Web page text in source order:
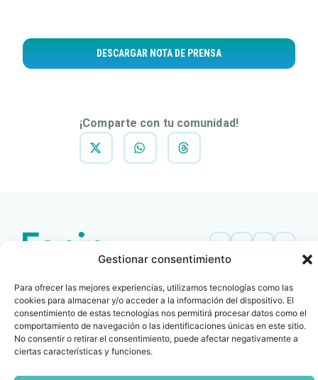
Gestionar consentimiento
Para ofrecer las mejores experiencias, utilizamos tecnologías como las
cookies para almacenar y/o acceder a la información del dispositivo. El
consentimiento de estas tecnologías nos permitirá procesar datos como el
comportamiento de navegación o las identificaciones únicas en este sitio.
No consentir o retirar el consentimiento, puede afectar negativamente a
ciertas características y funciones.
DESCARGAR NOTA DE PRENSA
¡Comparte con tu comunidad!
info@fenin.es
C/ Villanueva, 20 - 1-
28001
915 759 800
Travesera de Gracia, 56 -
1º, 3ª 08006
932 014 655
Todos los derechos
de
legalde
y